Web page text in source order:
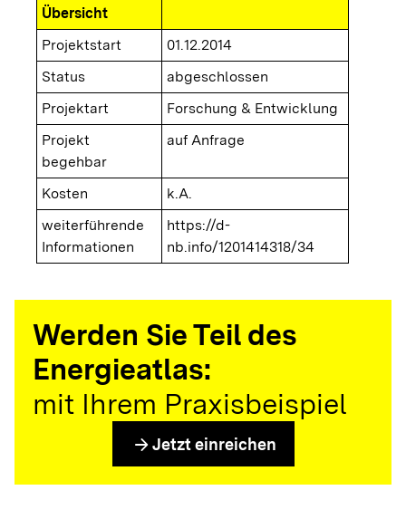
Übersicht
Projektstart
01.12.2014
Status
abgeschlossen
Projektart
Forschung & Entwicklung
Projekt
begehbar
auf Anfrage
Kosten
k.A.
weiterführende
Informationen
https://d-
nb.info/1201414318/34
Werden Sie Teil des
Energieatlas:
mit Ihrem Praxisbeispiel
arrow_forward Jetzt einreichen